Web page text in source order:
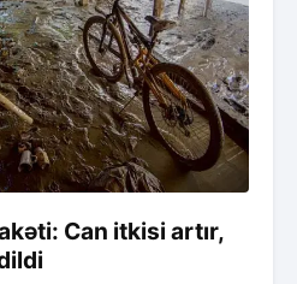
Can itkisi artır,